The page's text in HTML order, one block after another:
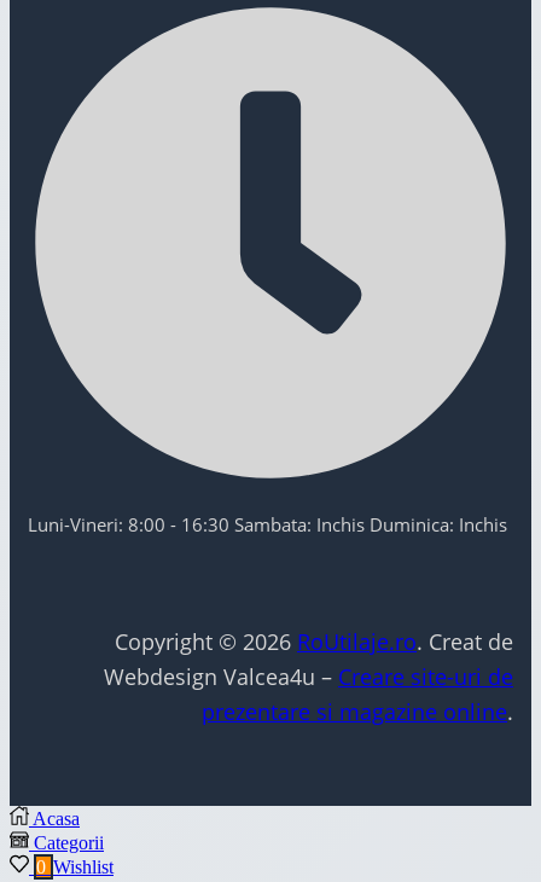
Luni-Vineri: 8:00 - 16:30 Sambata: Inchis Duminica: Inchis
Copyright © 2026 RoUtilaje.ro. Creat de
Webdesign Valcea4u – Creare site-uri de
prezentare si magazine online.
Acasa
Categorii
0 Wishlist